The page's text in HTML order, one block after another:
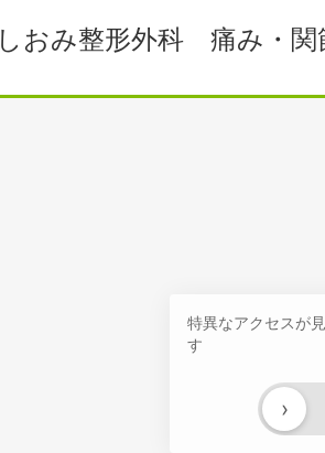
しおみ整形外科 痛み・関
特異なアクセスが
す
›